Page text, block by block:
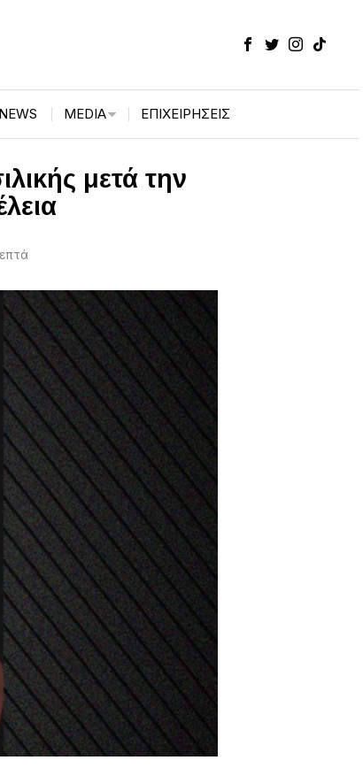
MEDIA ΕΠΙΧΕΙΡΉΣΕΙΣ
μετά την